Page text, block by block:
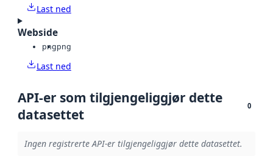
Last ned
Webside
pngpng
Last ned
API-er som tilgjengeliggjør dette
datasettet
0
Ingen registrerte API-er tilgjengeliggjør dette datasettet.